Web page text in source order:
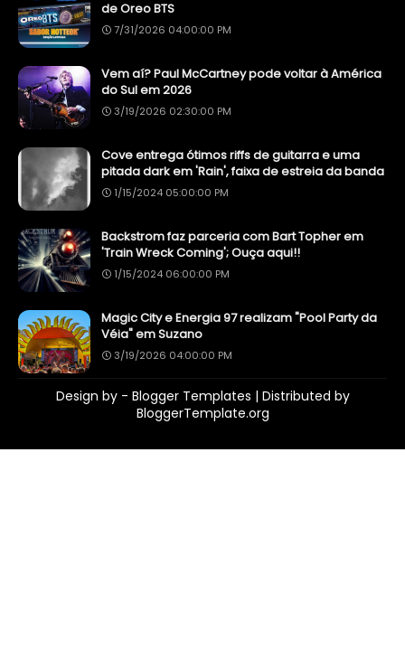
de Oreo BTS
7/31/2026 04:00:00 PM
Vem aí? Paul McCartney pode voltar à América
do Sul em 2026
3/19/2026 02:30:00 PM
Cove entrega ótimos riffs de guitarra e uma
pitada dark em 'Rain', faixa de estreia da banda
1/15/2024 05:00:00 PM
Backstrom faz parceria com Bart Topher em
'Train Wreck Coming'; Ouça aqui!!
1/15/2024 06:00:00 PM
Magic City e Energia 97 realizam "Pool Party da
Véia" em Suzano
3/19/2026 04:00:00 PM
Design by - Blogger Templates | Distributed by
BloggerTemplate.org